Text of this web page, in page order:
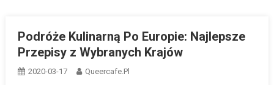
Podróże Kulinarną Po Europie: Najlepsze
Przepisy z Wybranych Krajów
2020-03-17 Queercafe.pl